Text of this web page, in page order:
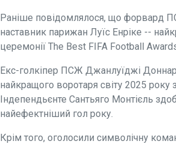
Раніше повідомлялося, що форвард
наставник парижан Луїс Енріке --
церемонії The Best FIFA Football
Екс-голкіпер ПСЖ Джанлуїджі
найкращого воротаря світу 2025
Індепендьєнте Сантьяго Монтієль
найефектніший гол року.
Крім того, оголосили символічну